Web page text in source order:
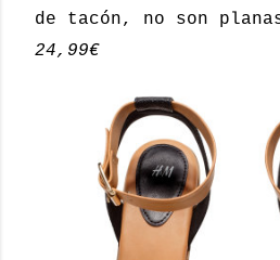
de tacón, no son
24,99€